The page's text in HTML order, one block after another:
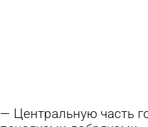
Центральную часть